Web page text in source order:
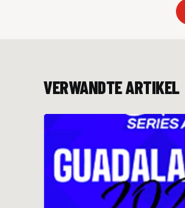
VERWANDTE ARTIKEL